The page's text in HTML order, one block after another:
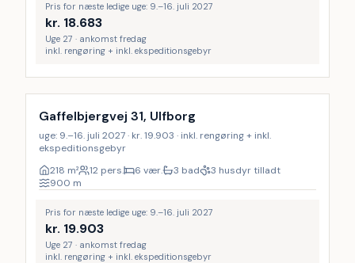
Pris for næste ledige uge: 9.–16. juli 2027
kr. 18.683
Uge 27 · ankomst fredag
inkl. rengøring + inkl. ekspeditionsgebyr
Inkl. rengøring
Gaffelbjergvej 31, Ulfborg
uge: 9.–16. juli 2027 · kr. 19.903 · inkl. rengøring + inkl.
ekspeditionsgebyr
218 m² 12 pers. 6 vær. 3 bad
3 husdyr tilladt
900 m
Pris for næste ledige uge: 9.–16. juli 2027
kr. 19.903
Uge 27 · ankomst fredag
inkl. rengøring + inkl. ekspeditionsgebyr